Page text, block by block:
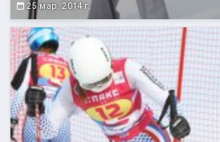
25 мар. 2014 г.